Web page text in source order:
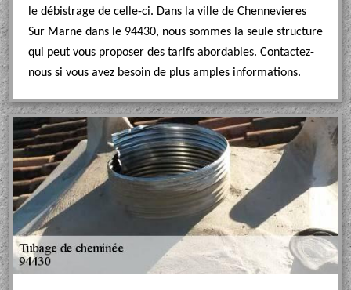
le débistrage de celle-ci. Dans la ville de Chennevieres
Sur Marne dans le 94430, nous sommes la seule structure
qui peut vous proposer des tarifs abordables. Contactez-
nous si vous avez besoin de plus amples informations.